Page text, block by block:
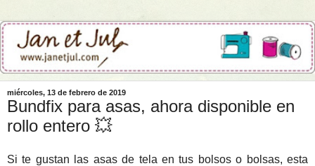
miércoles, 13 de febrero de 2019
Bundfix para asas, ahora disponible en
rollo entero 💥
Si te gustan las asas de tela en tus bolsos o bolsas, esta